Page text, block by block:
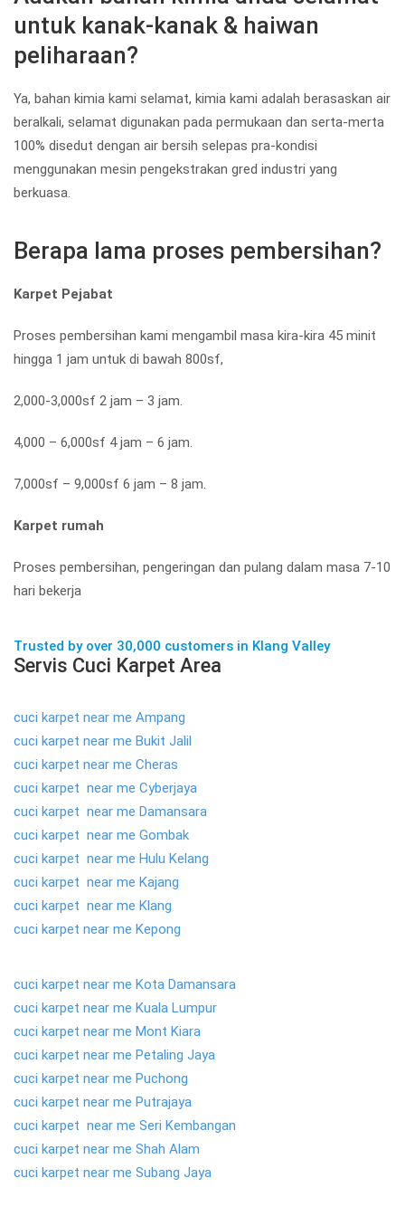
untuk kanak-kanak & haiwan
peliharaan?
Ya, bahan kimia kami selamat, kimia kami adalah berasaskan air
beralkali, selamat digunakan pada permukaan dan serta-merta
100% disedut dengan air bersih selepas pra-kondisi
menggunakan mesin pengekstrakan gred industri yang
berkuasa.
Berapa lama proses pembersihan?
Karpet Pejabat
Proses pembersihan kami mengambil masa kira-kira 45 minit
hingga 1 jam untuk di bawah 800sf,
2,000-3,000sf 2 jam – 3 jam.
4,000 – 6,000sf 4 jam – 6 jam.
7,000sf – 9,000sf 6 jam – 8 jam.
Karpet rumah
Proses pembersihan, pengeringan dan pulang dalam masa 7-10
hari bekerja
Trusted by over 30,000 customers in Klang Valley
Servis Cuci Karpet Area
cuci karpet near me Ampang
cuci karpet near me Bukit Jalil
cuci karpet near me Cheras
cuci karpet near me Cyberjaya
cuci karpet near me Damansara
cuci karpet near me Gombak
cuci karpet near me Hulu Kelang
cuci karpet near me Kajang
cuci karpet near me Klang
cuci karpet near me Kepong
cuci karpet near me Kota Damansara
cuci karpet near me Kuala Lumpur
cuci karpet near me Mont Kiara
cuci karpet near me Petaling Jaya
cuci karpet near me Puchong
cuci karpet near me Putrajaya
cuci karpet near me Seri Kembangan
cuci karpet near me Shah Alam
cuci karpet near me Subang Jaya